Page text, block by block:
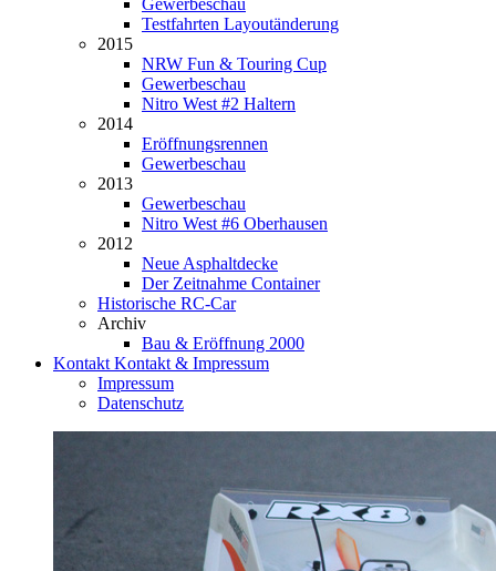
Gewerbeschau
Testfahrten Layoutänderung
2015
NRW Fun & Touring Cup
Gewerbeschau
Nitro West #2 Haltern
2014
Eröffnungsrennen
Gewerbeschau
2013
Gewerbeschau
Nitro West #6 Oberhausen
2012
Neue Asphaltdecke
Der Zeitnahme Container
Historische RC-Car
Archiv
Bau & Eröffnung 2000
Kontakt Kontakt & Impressum
Impressum
Datenschutz